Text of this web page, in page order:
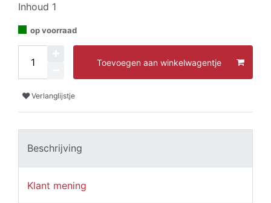
Inhoud 1
op voorraad
Toevoegen aan winkelwagentje
Verlanglijstje
Beschrijving
Klant mening